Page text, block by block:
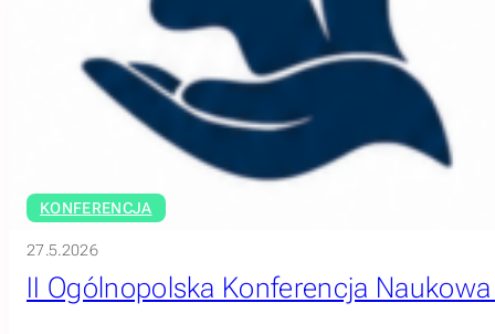
KONFERENCJA
27.5.2026
II Ogólnopolska Konferencja